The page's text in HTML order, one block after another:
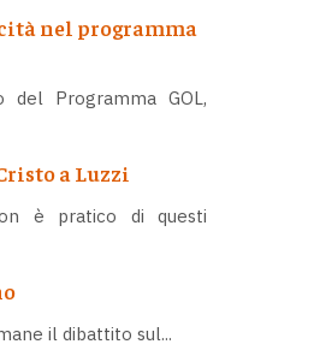
nel programma
del Programma GOL,
a Luzzi
è pratico di questi
il dibattito sul...